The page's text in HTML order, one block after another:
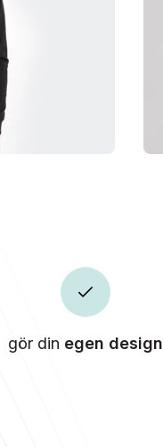
gör din egen design